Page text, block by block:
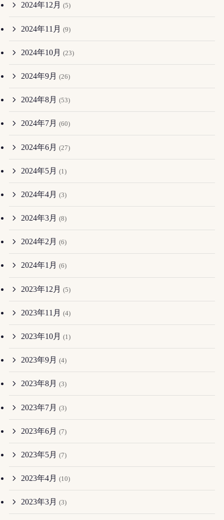
2024年12月 (5)
2024年11月 (9)
2024年10月 (23)
2024年9月 (26)
2024年8月 (53)
2024年7月 (60)
2024年6月 (27)
2024年5月 (1)
2024年4月 (3)
2024年3月 (8)
2024年2月 (6)
2024年1月 (6)
2023年12月 (5)
2023年11月 (4)
2023年10月 (1)
2023年9月 (4)
2023年8月 (3)
2023年7月 (3)
2023年6月 (7)
2023年5月 (7)
2023年4月 (10)
2023年3月 (3)